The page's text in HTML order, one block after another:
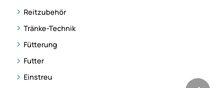
Reitzubehör
Tränke-Technik
Fütterung
Futter
Einstreu